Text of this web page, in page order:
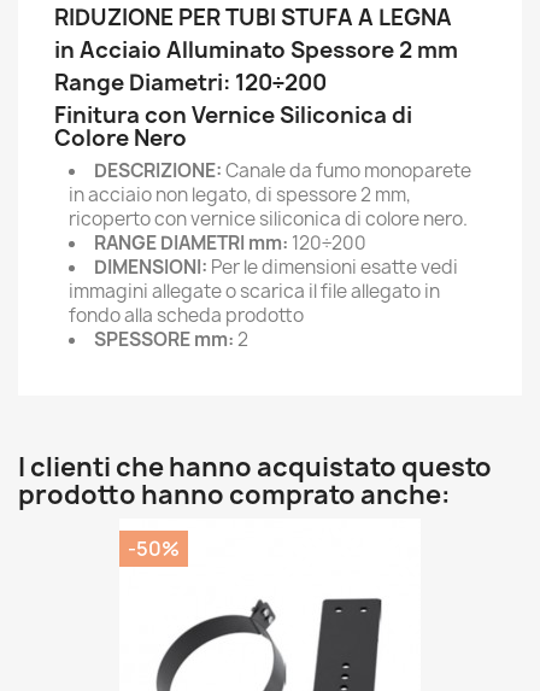
RIDUZIONE PER TUBI STUFA A LEGNA
in Acciaio Alluminato Spessore 2 mm
Range Diametri: 120÷200
Finitura con Vernice Siliconica di
Colore Nero
DESCRIZIONE:Canale da fumo monoparete
in acciaio non legato, di spessore 2 mm,
ricoperto con vernice siliconica di colore nero.
RANGE DIAMETRI mm: 120÷200
DIMENSIONI: Per le dimensioni esatte vedi
immagini allegate o scarica il file allegato in
fondo alla scheda prodotto
SPESSORE mm:2
I clienti che hanno acquistato questo
prodotto hanno comprato anche:
-50%